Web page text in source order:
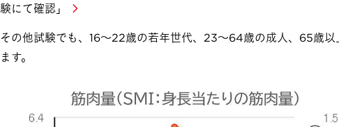
験にて確認」
その他試験でも、16〜22歳の若年世代、23〜64歳の成人、65歳
ます。